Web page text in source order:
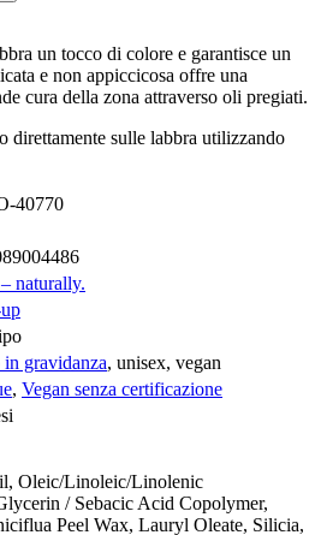
un tocco di colore e garantisce un
e non appiccicosa offre una
cura della zona attraverso oli pregiati.
direttamente sulle labbra utilizzando
40770
naturally.
in gravidanza, unisex, vegan
, Vegan senza certificazione
Oleic/Linoleic/Linolenic
/ Sebacic Acid Copolymer,
Peel Wax, Lauryl Oleate, Silicia,